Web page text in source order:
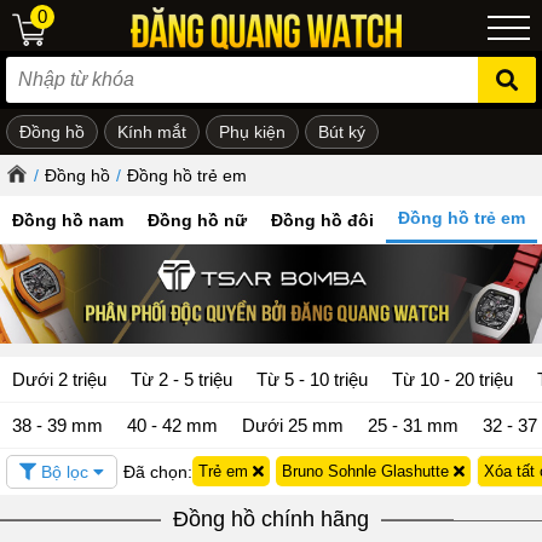
em
0
Đồng hồ Kính mắt Phụ kiện Bút ký
/ Đồng hồ / Đồng hồ trẻ em
Đồng hồ nam Đồng hồ nữ Đồng hồ đôi Đồng hồ trẻ em
Dưới 2 triệu Từ 2 - 5 triệu Từ 5 - 10 triệu Từ 10 - 20 triệu
38 - 39 mm 40 - 42 mm Dưới 25 mm 25 - 31 mm 32 -
Bộ lọc Đã chọn: Trẻ em Bruno Sohnle Glashutte Xóa tất
Đồng hồ chính hãng